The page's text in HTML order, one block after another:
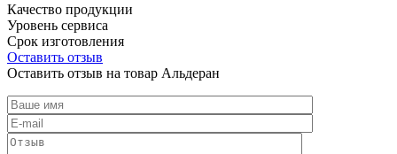
Качество продукции
Уровень сервиса
Срок изготовления
Оставить отзыв
Оставить отзыв на товар Альдеран